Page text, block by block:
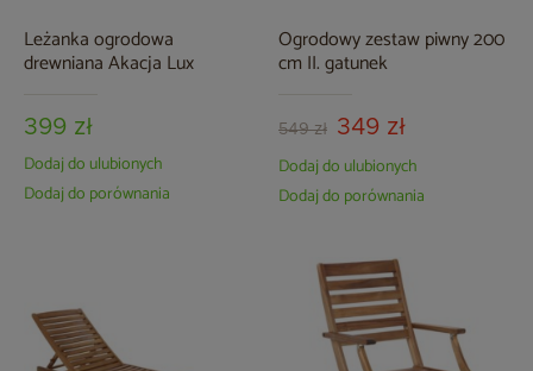
Leżanka ogrodowa
drewniana Akacja Lux
399 zł
Dodaj do ulubionych
Dodaj do porównania
Ogrodowy zestaw piwny 200
cm II. gatunek
549 zł 349 zł
Dodaj do ulubionych
Dodaj do porównania